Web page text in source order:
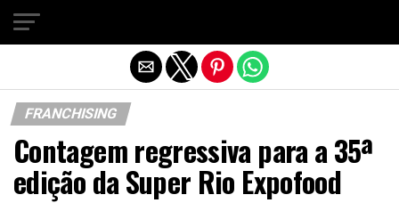
FRANCHISING
Contagem regressiva para a 35ª
edição da Super Rio Expofood